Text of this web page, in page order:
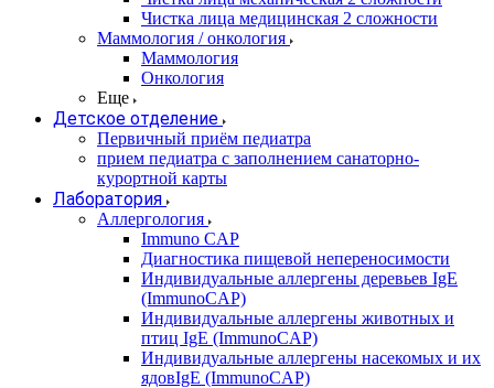
Чистка лица медицинская 2 сложности
Маммология / онкология
Маммология
Онкология
Еще
Детское отделение
Первичный приём педиатра
прием педиатра с заполнением санаторно-
курортной карты
Лаборатория
Аллергология
Immuno CAP
Диагностика пищевой непереносимости
Индивидуальные аллергены деревьев IgE
(ImmunoCAP)
Индивидуальные аллергены животных и
птиц IgE (ImmunoCAP)
Индивидуальные аллергены насекомых и их
ядовIgE (ImmunoCAP)